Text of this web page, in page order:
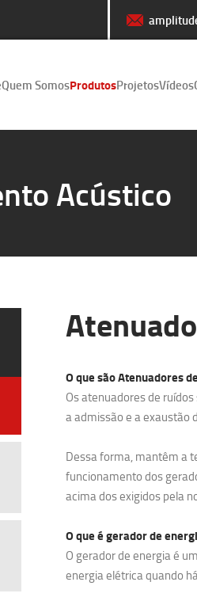
Quem SomosProdutosProjetosVídeos
Acústico
O que são Atenuadores
Os atenuadores de
a admissão e a exaustão
Dessa forma, mantêm a
funcionamento dos
acima dos exigidos pela
O que é gerador de
O gerador de energia é
energia elétrica quando